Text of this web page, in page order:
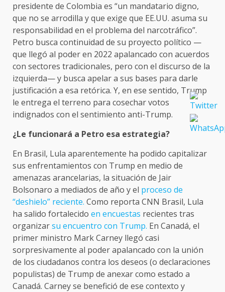
presidente de Colombia es “un mandatario digno,
que no se arrodilla y que exige que EE.UU. asuma su
responsabilidad en el problema del narcotráfico”.
Petro busca continuidad de su proyecto político —
que llegó al poder en 2022 apalancado con acuerdos
con sectores tradicionales, pero con el discurso de la
izquierda— y busca apelar a sus bases para darle
justificación a esa retórica. Y, en ese sentido, Trump
le entrega el terreno para cosechar votos
indignados con el sentimiento anti-Trump.
¿Le funcionará a Petro esa estrategia?
En Brasil, Lula aparentemente ha podido capitalizar
sus enfrentamientos con Trump en medio de
amenazas arancelarias, la situación de Jair
Bolsonaro a mediados de año y el proceso de
“deshielo” reciente. Como reporta CNN Brasil, Lula
ha salido fortalecido en encuestas recientes tras
organizarsu encuentro con Trump. En Canadá, el
primer ministro Mark Carney llegó casi
sorpresivamente al poder apalancado con la unión
de los ciudadanos contra los deseos (o declaraciones
populistas) de Trump de anexar como estado a
Canadá. Carney se benefició de ese contexto y